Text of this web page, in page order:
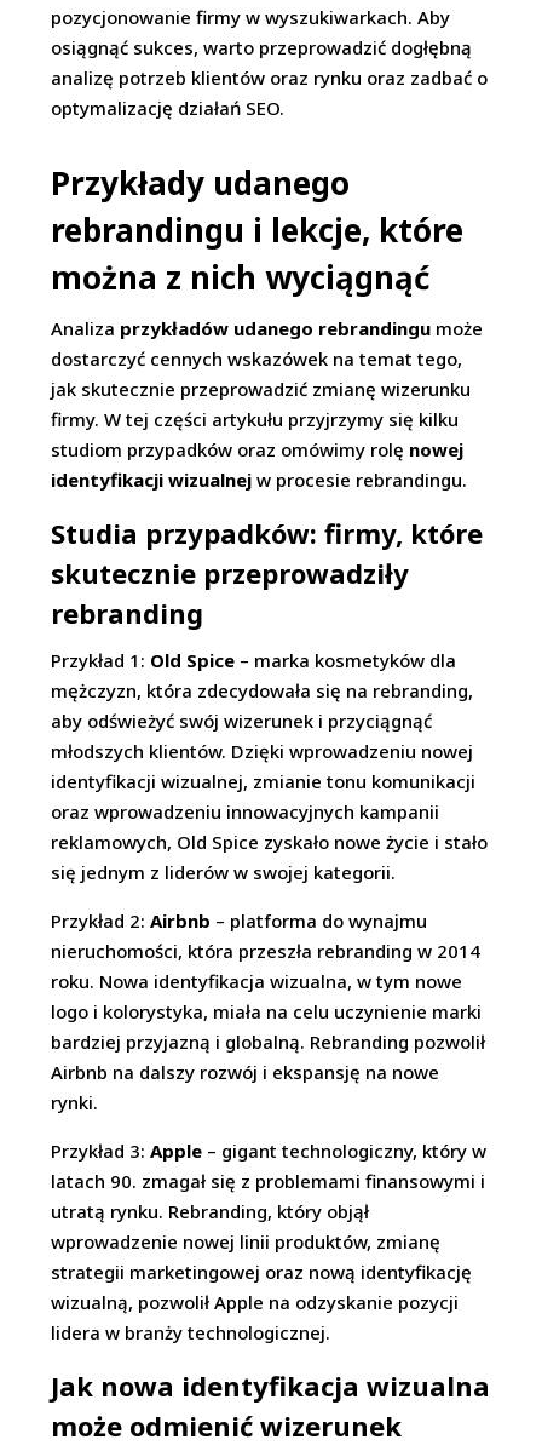
pozycjonowanie firmy w wyszukiwarkach. Aby
osiągnąć sukces, warto przeprowadzić dogłębną
analizę potrzeb klientów oraz rynku oraz zadbać o
optymalizację działań SEO.
Przykłady udanego
rebrandingu i lekcje, które
można z nich wyciągnąć
Analiza przykładów udanego rebrandingu może
dostarczyć cennych wskazówek na temat tego,
jak skutecznie przeprowadzić zmianę wizerunku
firmy. W tej części artykułu przyjrzymy się kilku
studiom przypadków oraz omówimy rolę nowej
identyfikacji wizualnej w procesie rebrandingu.
Studia przypadków: firmy, które
skutecznie przeprowadziły
rebranding
Przykład 1: Old Spice – marka kosmetyków dla
mężczyzn, która zdecydowała się na rebranding,
aby odświeżyć swój wizerunek i przyciągnąć
młodszych klientów. Dzięki wprowadzeniu nowej
identyfikacji wizualnej, zmianie tonu komunikacji
oraz wprowadzeniu innowacyjnych kampanii
reklamowych, Old Spice zyskało nowe życie i stało
się jednym z liderów w swojej kategorii.
Przykład 2:Airbnb – platforma do wynajmu
nieruchomości, która przeszła rebranding w 2014
roku. Nowa identyfikacja wizualna, w tym nowe
logo i kolorystyka, miała na celu uczynienie marki
bardziej przyjazną i globalną. Rebranding pozwolił
Airbnb na dalszy rozwój i ekspansję na nowe
rynki.
Przykład 3:Apple – gigant technologiczny, który w
latach 90. zmagał się z problemami finansowymi i
utratą rynku. Rebranding, który objął
wprowadzenie nowej linii produktów, zmianę
strategii marketingowej oraz nową identyfikację
wizualną, pozwolił Apple na odzyskanie pozycji
lidera w branży technologicznej.
Jak nowa identyfikacja wizualna
może odmienić wizerunek